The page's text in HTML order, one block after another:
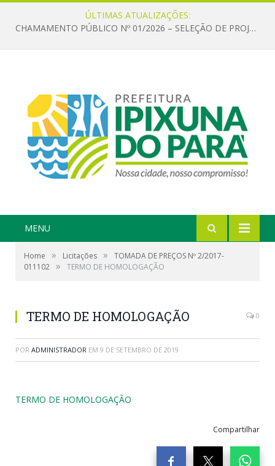
ÚLTIMAS ATUALIZAÇÕES:
CHAMAMENTO PÚBLICO Nº 01/2026 – SELEÇÃO DE PROJETOS PARA FIRMAR TERMO DE EXECUÇÃO CULTURAL COM RECURSOS DA POLÍTICA NACIONAL ALDIR BLANC DE FOMENTO À CULTURA – PNAB (LEI Nº 14.399/2022)
MENU
Home » Licitações »
TOMADA DE PREÇOS Nº 2/2017-
011102 » TERMO DE HOMOLOGAÇÃO
TERMO DE HOMOLOGAÇÃO 0
POR ADMINISTRADOR EM 9 DE SETEMBRO DE 2019
TERMO DE HOMOLOGAÇÃO
Compartilhar